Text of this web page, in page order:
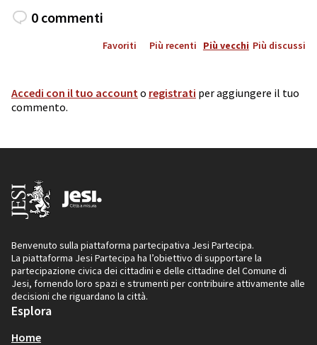
0 commenti
Favoriti Più recenti Più vecchi Più discussi
Accedi con il tuo account o registrati per aggiungere il tuo
commento.
Benvenuto sulla piattaforma partecipativa Jesi Partecipa.
La piattaforma Jesi Partecipa ha l’obiettivo di supportare la
partecipazione civica dei cittadini e delle cittadine del Comune di
Jesi, fornendo loro spazi e strumenti per contribuire attivamente alle
decisioni che riguardano la città.
Esplora
Home